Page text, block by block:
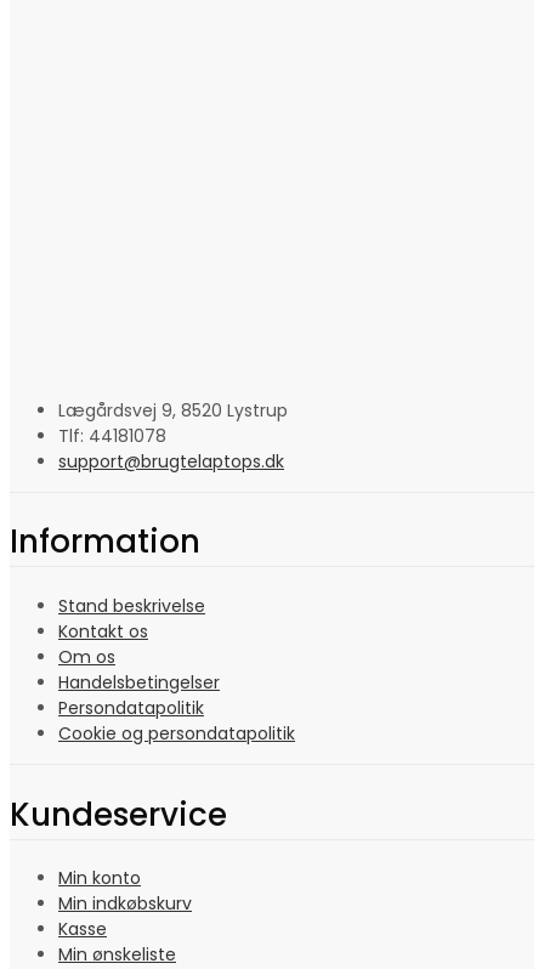
Lægårdsvej 9, 8520 Lystrup
Tlf: 44181078
support@brugtelaptops.dk
Information
Stand beskrivelse
Kontakt os
Om os
Handelsbetingelser
Persondatapolitik
Cookie og persondatapolitik
Kundeservice
Min konto
Min indkøbskurv
Kasse
Min ønskeliste